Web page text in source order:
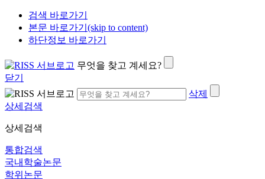
검색 바로가기
본문 바로가기(skip to content)
하단정보 바로가기
무엇을 찾고 계세요?
닫기
삭제
상세검색
상세검색
통합검색
국내학술논문
학위논문